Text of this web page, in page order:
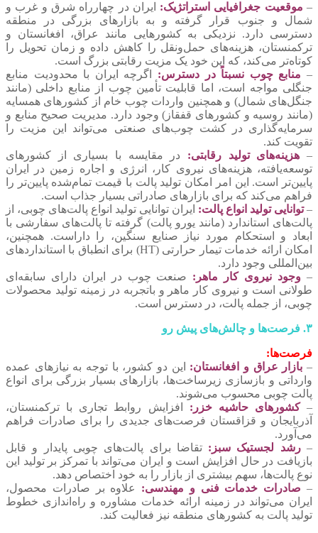
– موقعیت جغرافیایی استراتژیک: ایران در چهارراه شرق و غرب و
شمال و جنوب قرار گرفته و به بازارهای بزرگی در منطقه
دسترسی دارد. نزدیکی به کشورهایی مانند عراق، افغانستان و
ترکمنستان، هزینه‌های حمل‌ونقل را کاهش داده و زمان تحویل را
کوتاه‌تر می‌کند، که این خود یک مزیت رقابتی بزرگ است.
– منابع چوب نسبتاً در دسترس: اگرچه ایران با محدودیت منابع
جنگلی مواجه است، اما قابلیت تأمین چوب از منابع داخلی (مانند
جنگل‌های شمال) و همچنین واردات چوب خام از کشورهای همسایه
(مانند روسیه و کشورهای قفقاز) وجود دارد. مدیریت صحیح منابع و
سرمایه‌گذاری در کشت چوب‌های صنعتی می‌تواند این مزیت را
تقویت کند.
– هزینه‌های تولید رقابتی: در مقایسه با بسیاری از کشورهای
توسعه‌یافته، هزینه‌های نیروی کار، انرژی و اجاره زمین در ایران
پایین‌تر است. این امر امکان تولید پالت با قیمت تمام‌شده پایین‌تر را
فراهم می‌کند که برای بازارهای صادراتی بسیار جذاب است.
–توانایی تولید انواع پالت: ایران توانایی تولید انواع پالت‌های چوبی، از
پالت‌های استاندارد (مانند یورو پالت) گرفته تا پالت‌های سفارشی با
ابعاد و استحکام مورد نیاز صنایع سنگین، را داراست. همچنین،
امکان ارائه خدمات تیمار حرارتی (HT) برای انطباق با استانداردهای
بین‌المللی وجود دارد.
– وجود نیروی کار ماهر: صنعت چوب در ایران دارای سابقه‌ای
طولانی است و نیروی کار ماهر و باتجربه در زمینه تولید محصولات
چوبی، از جمله پالت، در دسترس است.
۳. فرصت‌ها و چالش‌های پیش رو
فرصت‌ها:
– بازار عراق و افغانستان: این دو کشور، با توجه به نیازهای عمده
وارداتی و بازسازی زیرساخت‌ها، بازارهای بسیار بزرگی برای انواع
پالت چوبی محسوب می‌شوند.
–کشورهای حاشیه خزر: افزایش روابط تجاری با ترکمنستان،
آذربایجان و قزاقستان فرصت‌های جدیدی را برای صادرات فراهم
می‌آورد.
–رشد لجستیک سبز: تقاضا برای پالت‌های چوبی پایدار و قابل
بازیافت در حال افزایش است و ایران می‌تواند با تمرکز بر تولید این
نوع پالت‌ها، سهم بیشتری از بازار را به خود اختصاص دهد.
– صادرات خدمات فنی و مهندسی:
علاوه بر صادرات محصول،
ایران می‌تواند در زمینه ارائه خدمات مشاوره و راه‌اندازی خطوط
تولید پالت به کشورهای منطقه نیز فعالیت کند.